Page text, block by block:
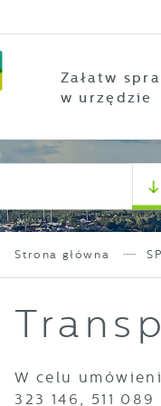
Załatw
w urzędzie
Strona główna
W celu
323 146, 511